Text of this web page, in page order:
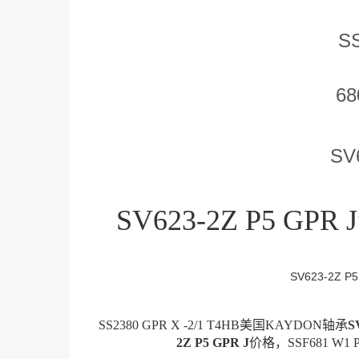
SV623-2Z P5 GPR
SV623-2Z
SS2380 GPR X -2/1 T4HB美国KAYDON轴承
2Z P5 GPR J价格，SSF681 W1